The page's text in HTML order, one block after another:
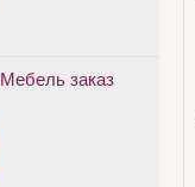
Мебель заказ